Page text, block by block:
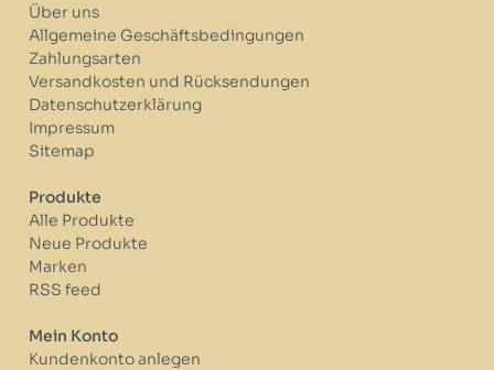
Über uns
Allgemeine Geschäftsbedingungen
Zahlungsarten
Versandkosten und Rücksendungen
Datenschutzerklärung
Impressum
Sitemap
Produkte
Alle Produkte
Neue Produkte
Marken
RSS feed
Mein Konto
Kundenkonto anlegen